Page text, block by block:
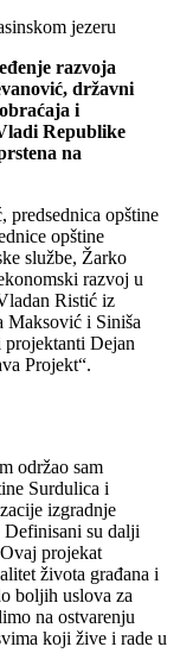
jezeru
razvoja
državni
i
Republike
na
predsednica opštine
opštine
službe, Žarko
razvoj u
Ristić iz
Maksović i Siniša
Dejan
Projekt“.
održao sam
Surdulica i
izgradnje
Definisani su dalji
projekat
života građana i
boljih uslova za
na ostvarenju
koji žive i rade u